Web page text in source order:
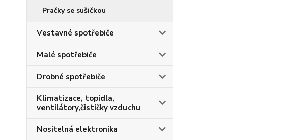
Pračky se sušičkou
Vestavné spotřebiče
Malé spotřebiče
Drobné spotřebiče
Klimatizace, topidla,
ventilátory,čističky vzduchu
Nositelná elektronika